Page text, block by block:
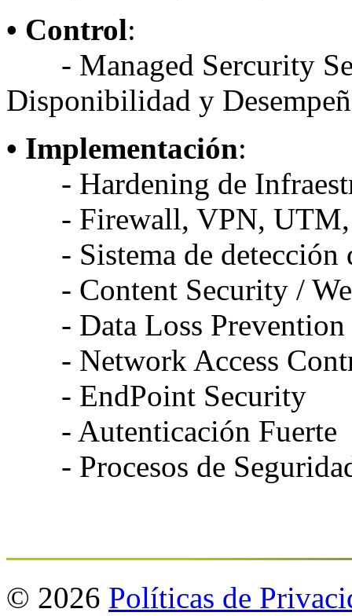
• Control:
- Managed Sercurity
Disponibilidad y
• Implementación:
- Hardening de
- Firewall, VPN, UTM,
- Sistema de detección
- Content Security /
- Data Loss Prevention
- Network Access
- EndPoint Security
- Autenticación Fuerte
- Procesos de
© 2026 Políticas de